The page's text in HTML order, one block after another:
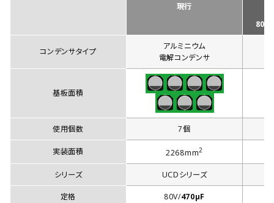
現行
80V
コンデンサタイプ
アルミニウム
電解コンデンサ
基板面積
使用個数 7個
実装面積 2268mm2
シリーズ UCDシリーズ
定格 80V/470µF